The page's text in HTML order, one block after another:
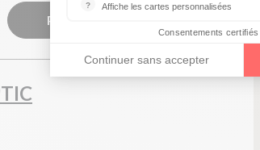
Prenez un rendez-vous
? Affiche les cartes personnalisées
Consentements certifiés
Continuer sans accepter